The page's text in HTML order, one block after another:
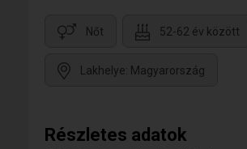
Nőt 52-62 év között
Lakhelye: Magyarország
Részletes adatok